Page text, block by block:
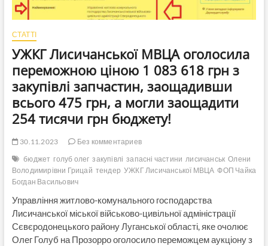
СТАТТІ
УЖКГ Лисичанської МВЦА оголосила
переможною ціною 1 083 618 грн з
закупівлі запчастин, заощадивши
всього 475 грн, а могли заощадити
254 тисячи грн бюджету!
30.11.2023
Без комментариев
бюджет голуб олег закупівлі запасні частини лисичанськ Олени
Володимирівни Грицай тендер УЖКГ Лисичанської МВЦА ФОП Чайка
Богдан Васильович
Управління житлово-комунального господарства
Лисичанської міської військово-цивільної адміністрації
Сєвєродонецького району Луганської області, яке очолює
Олег Голуб на Прозорро оголосило переможцем аукціону з